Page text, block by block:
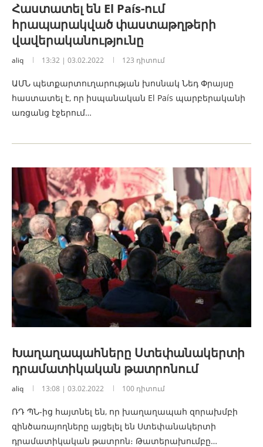
Հաստատել են El País-ում
հրապարակված փաստաթղթերի
վավերականությունը
aliq 13:32 | 03.02.2022 123 դիտում
ԱՄՆ պետքարտուղարության խոսնակ Նեդ Փրայսը
հաստատել է, որ իսպանական El País պարբերականի
առցանց էջերում…
Խաղաղապահները Ստեփանակերտի
դրամատիկական թատրոնում
aliq 13:08 | 03.02.2022 100 դիտում
ՌԴ ՊՆ-ից հայտնել են, որ խաղաղապահ զորախմբի
զինծառայողները այցելել են Ստեփանակերտի
դրամատիկական թատրոն։ Թատերախումբը…